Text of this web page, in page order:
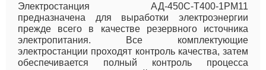
Электростанция АД-450С-Т400-1РМ11
предназначена для выработки электроэнергии
прежде всего в качестве резервного источника
электропитания. Все комплектующие
электростанции проходят контроль качества, затем
обеспечивается полный контроль процесса